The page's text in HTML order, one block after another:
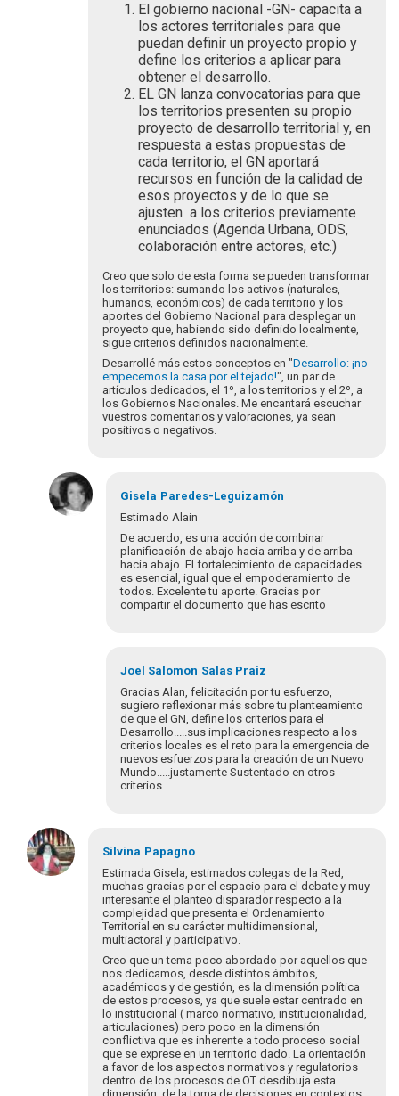
El gobierno nacional -GN- capacita a
los actores territoriales para que
puedan definir un proyecto propio y
define los criterios a aplicar para
obtener el desarrollo.
EL GN lanza convocatorias para que
los territorios presenten su propio
proyecto de desarrollo territorial y, en
respuesta a estas propuestas de
cada territorio, el GN aportará
recursos en función de la calidad de
esos proyectos y de lo que se
ajusten a los criterios previamente
enunciados (Agenda Urbana, ODS,
colaboración entre actores, etc.)
Creo que solo de esta forma se pueden transformar
los territorios: sumando los activos (naturales,
humanos, económicos) de cada territorio y los
aportes del Gobierno Nacional para desplegar un
proyecto que, habiendo sido definido localmente,
sigue criterios definidos nacionalmente.
Desarrollé más estos conceptos en "Desarrollo: ¡no
empecemos la casa por el tejado!", un par de
artículos dedicados, el 1º, a los territorios y el 2º, a
los Gobiernos Nacionales. Me encantará escuchar
vuestros comentarios y valoraciones, ya sean
positivos o negativos.
Gisela Paredes-Leguizamón
Estimado Alain
De acuerdo, es una acción de combinar
planificación de abajo hacia arriba y de arriba
hacia abajo. El fortalecimiento de capacidades
es esencial, igual que el empoderamiento de
todos. Excelente tu aporte. Gracias por
compartir el documento que has escrito
Joel Salomon Salas Praiz
Gracias Alan, felicitación por tu esfuerzo,
sugiero reflexionar más sobre tu planteamiento
de que el GN, define los criterios para el
Desarrollo.....sus implicaciones respecto a los
criterios locales es el reto para la emergencia de
nuevos esfuerzos para la creación de un Nuevo
Mundo.....justamente Sustentado en otros
criterios.
Em
resposta
à
Silvina Papagno
Estimada Gisela, estimados colegas de la Red,
muchas gracias por el espacio para el debate y muy
interesante el planteo disparador respecto a la
complejidad que presenta el Ordenamiento
Territorial en su carácter multidimensional,
multiactoral y participativo.
Creo que un tema poco abordado por aquellos que
nos dedicamos, desde distintos ámbitos,
académicos y de gestión, es la dimensión política
de estos procesos, ya que suele estar centrado en
lo institucional ( marco normativo, institucionalidad,
articulaciones) pero poco en la dimensión
conflictiva que es inherente a todo proceso social
que se exprese en un territorio dado. La orientación
a favor de los aspectos normativos y regulatorios
dentro de los procesos de OT desdibuja esta